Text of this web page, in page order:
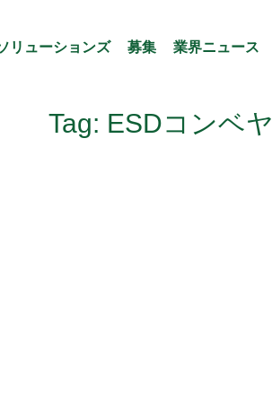
リューションズ 募集 業界ニュース
Tag: ESDコンベヤ